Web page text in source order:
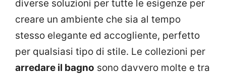
diverse soluzioni per tutte le esigenze per
creare un ambiente che sia al tempo
stesso elegante ed accogliente, perfetto
per qualsiasi tipo di stile. Le collezioni per
arredare il bagno sono davvero molte e tra